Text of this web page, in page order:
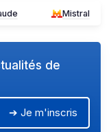
Mistral
de
➔ Je m'inscris